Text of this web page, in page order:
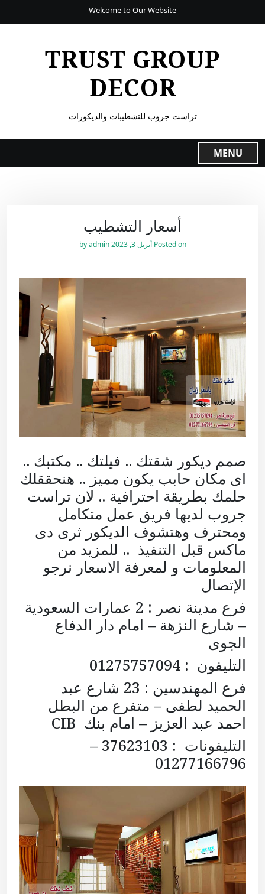
Welcome to Our Website
TRUST GROUP
DECOR
تراست جروب للتشطيبات والديكورات
MENU
أسعار التشطيب
Posted on أبريل 3, 2023 by
admin
صمم ديكور شقتك .. فيلتك .. مكتبك ..
اى مكان حابب يكون مميز .. هنحققلك
حلمك بطريقة احترافية .. لان تراست
جروب لديها فريق عمل متكامل
ومحترف وهتشوف الديكور ثرى دى
ماكس قبل التنفيذ .. للمزيد من
المعلومات و لمعرفة الاسعار نرجو
الإتصال
فرع مدينة نصر : 2 عمارات السعودية
– شارع النزهة – امام دار الدفاع
الجوى
التليفون : 01275757094
فرع المهندسين : 23 شارع عبد
الحميد لطفى – متفرع من البطل
احمد عبد العزيز – امام بنك CIB
التليفونات : 37623103 –
01277166796